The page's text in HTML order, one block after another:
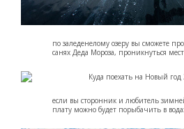
по заледенелому озеру вы сможете
санях Деда Мороза, проникнуться
если вы сторонник и любитель
плату можно будет порыбачить в